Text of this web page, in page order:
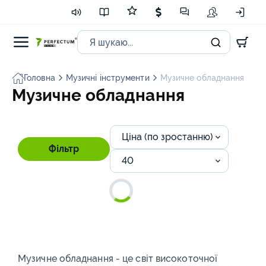
Головна Музичні інструменти Музичне обладнання
Музичне обладнання
Фільтр
Ціна (по зростанню)
40
Музичне обладнання - це світ високоточної